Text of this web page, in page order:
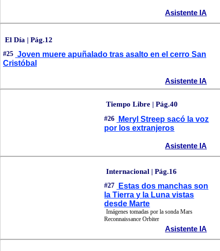
Asistente IA
El Día | Pág.12
#25 Joven muere apuñalado tras asalto en el cerro San
Cristóbal
Asistente IA
Tiempo Libre | Pág.40
#26
Meryl Streep sacó la voz
por los extranjeros
Asistente IA
Internacional | Pág.16
#27
Estas dos manchas son
la Tierra y la Luna vistas
desde Marte
Imágenes tomadas por la sonda Mars
Reconnaissance Orbiter
Asistente IA